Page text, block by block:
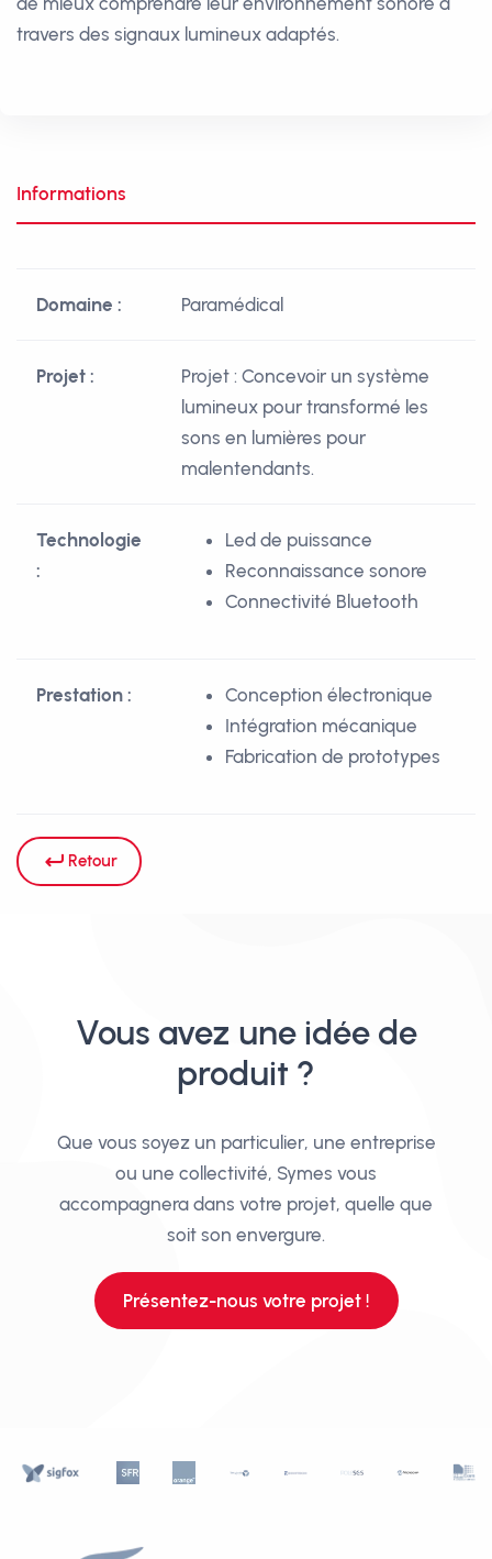
travers des signaux lumineux adaptés.
Informations
Domaine : Paramédical
Projet :
Projet : Concevoir un système
lumineux pour transformé les
sons en lumières pour
malentendants.
Technologie
:
Led de puissance
Reconnaissance sonore
Connectivité Bluetooth
Prestation :
Conception électronique
Intégration mécanique
Fabrication de prototypes
Retour
Vous avez une idée de
produit ?
Que vous soyez un particulier, une entreprise
ou une collectivité, Symes vous
accompagnera dans votre projet, quelle que
soit son envergure.
Présentez-nous votre projet !